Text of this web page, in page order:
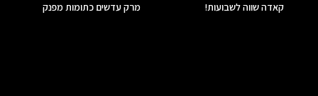
קאדה שווה לשבועות! מרק עדשים כתומות מפנק